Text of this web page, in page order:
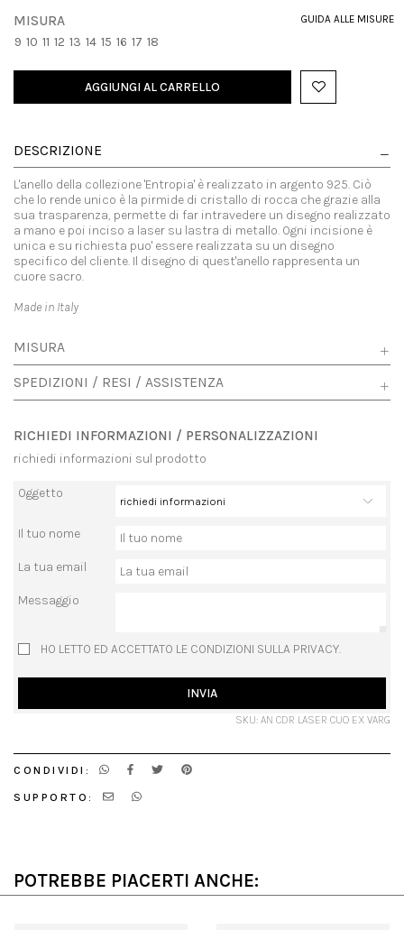
GUIDA ALLE MISURE
MISURA
9 10 11 12 13 14 15 16 17 18
AGGIUNGI AL CARRELLO
DESCRIZIONE
L'anello della collezione 'Entropia' è realizzato in argento 925. Ciò
che lo rende unico è la pirmide di cristallo di rocca che grazie alla
sua trasparenza, permette di far intravedere un disegno realizzato
a mano e poi inciso a laser su lastra di metallo. Ogni incisione è
unica e su richiesta puo' essere realizzata su un disegno
specifico del cliente. Il disegno di quest'anello rappresenta un
cuore sacro.
Made in Italy
MISURA
SPEDIZIONI / RESI / ASSISTENZA
RICHIEDI INFORMAZIONI / PERSONALIZZAZIONI
richiedi informazioni sul prodotto
Oggetto
Il tuo nome
La tua email
Messaggio
HO LETTO ED ACCETTATO LE CONDIZIONI SULLA PRIVACY.
INVIA
SKU: AN CDR LASER CUO EX VARG
CONDIVIDI:
SUPPORTO:
POTREBBE PIACERTI ANCHE: